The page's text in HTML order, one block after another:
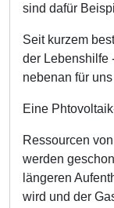
sind dafür
Seit kurzem
der Lebenshilfe
nebenan für
Eine
Ressourcen
werden
längeren
wird und der